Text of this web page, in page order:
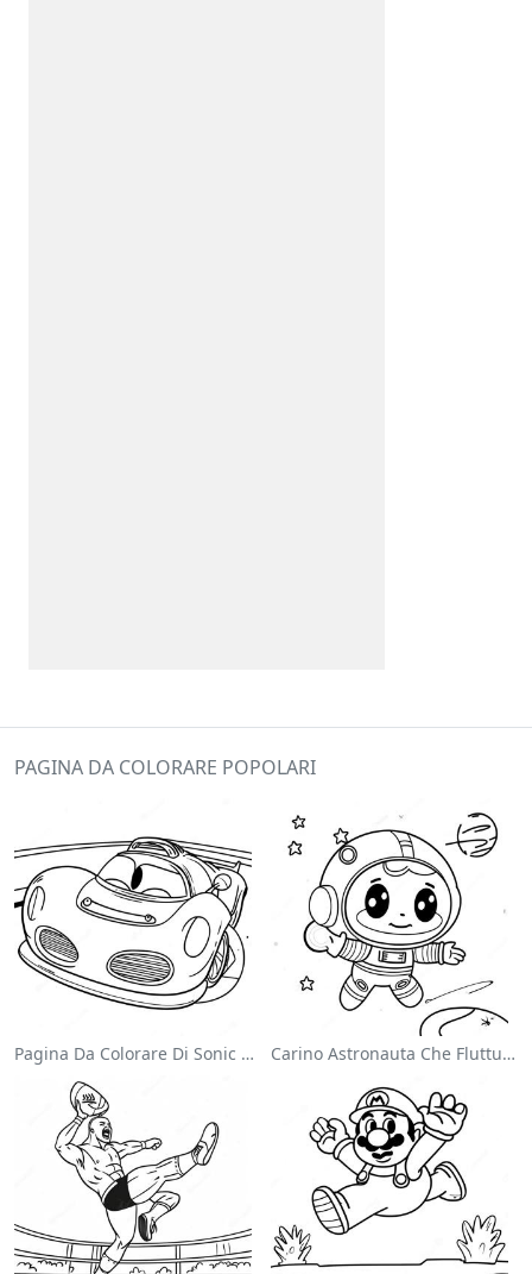
PAGINA DA COLORARE POPOLARI
Pagina Da Colorare Di Sonic Velocista Carino Astronauta Che Fluttua Nello Spazio Pagina Da Colorare